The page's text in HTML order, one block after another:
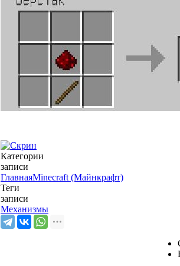
Категории
записи
ГлавнаяMinecraft (Майнкрафт)
Теги
записи
Механизмы